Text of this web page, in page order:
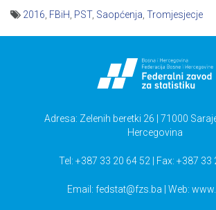
2016 FBiH PST, Saopćenja Tromjesjecje
Adresa: Zelenih beretki 26 | 71000
Hercegovina
Tel: +387 33 20 64 52 | Fax: +387 33
Email: fedstat@fzs.ba | Web: